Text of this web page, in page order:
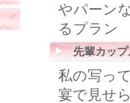
やパーン
るプラン
先輩カッ
私の写っ
宴で見せ